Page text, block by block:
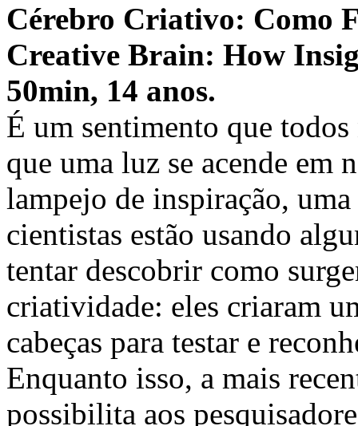
Cérebro Criativo: Como
Creative Brain: How
50min, 14 anos.
É um sentimento que
que uma luz se acende em
lampejo de inspiração,
cientistas estão usando
tentar descobrir como
criatividade: eles criaram
cabeças para testar e
Enquanto isso, a mais
possibilita aos